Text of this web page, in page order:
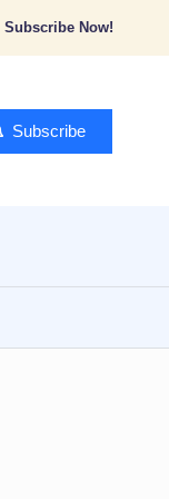
Subscribe Now!
Subscribe